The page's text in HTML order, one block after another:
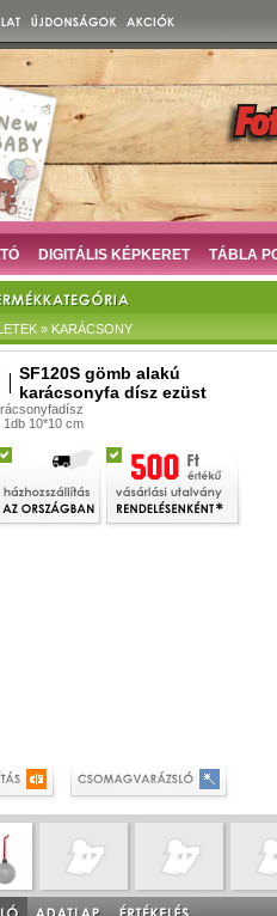
DIGITÁLIS KÉPKERET TÁBLA
» KARÁCSONY
SF120S gömb alakú
karácsonyfa dísz ezüst
10*10 cm